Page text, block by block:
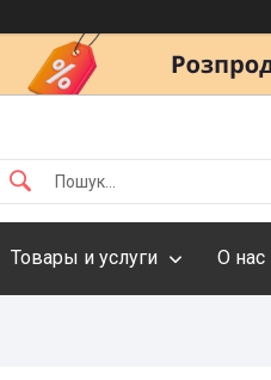
Товары и услуги О нас